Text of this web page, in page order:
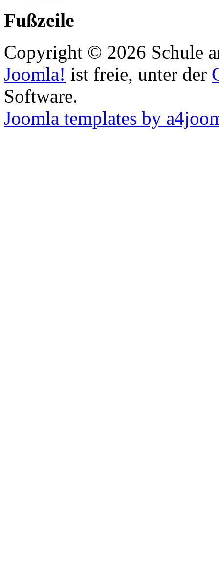
Fußzeile
Copyright © 2026 Schule
Joomla! ist freie, unter der
Software.
Joomla templates by